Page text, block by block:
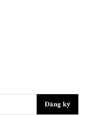
Đăng ký